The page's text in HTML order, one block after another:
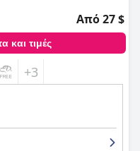
Από 27 $
και τιμές
+3